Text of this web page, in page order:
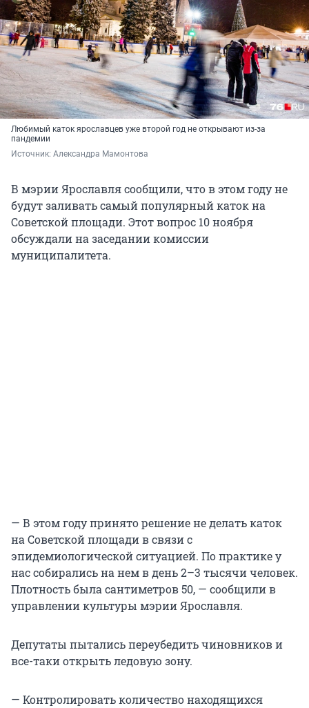
Любимый каток ярославцев уже второй год не открывают из-за
пандемии
Источник: Александра Мамонтова
В мэрии Ярославля сообщили, что в этом году не
будут заливать самый популярный каток на
Советской площади. Этот вопрос 10 ноября
обсуждали на заседании комиссии
муниципалитета.
— В этом году принято решение не делать каток
на Советской площади в связи с
эпидемиологической ситуацией. По практике у
нас собирались на нем в день 2–3 тысячи человек.
Плотность была сантиметров 50, — сообщили в
управлении культуры мэрии Ярославля.
Депутаты пытались переубедить чиновников и
все-таки открыть ледовую зону.
— Контролировать количество находящихся